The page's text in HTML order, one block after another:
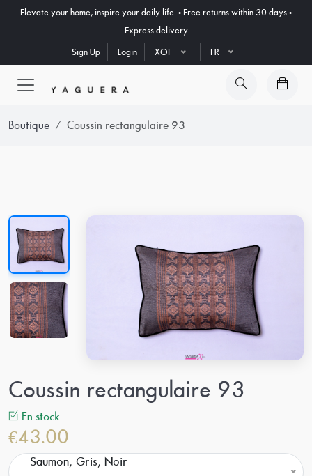
Elevate your home, inspire your daily life. • Free returns within 30 days •
Express delivery
Sign Up
Login XOF FR
Boutique Coussin rectangulaire 93
Coussin rectangulaire 93
En stock
€43.00
Saumon, Gris, Noir